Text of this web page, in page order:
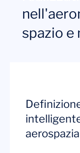
spazio e